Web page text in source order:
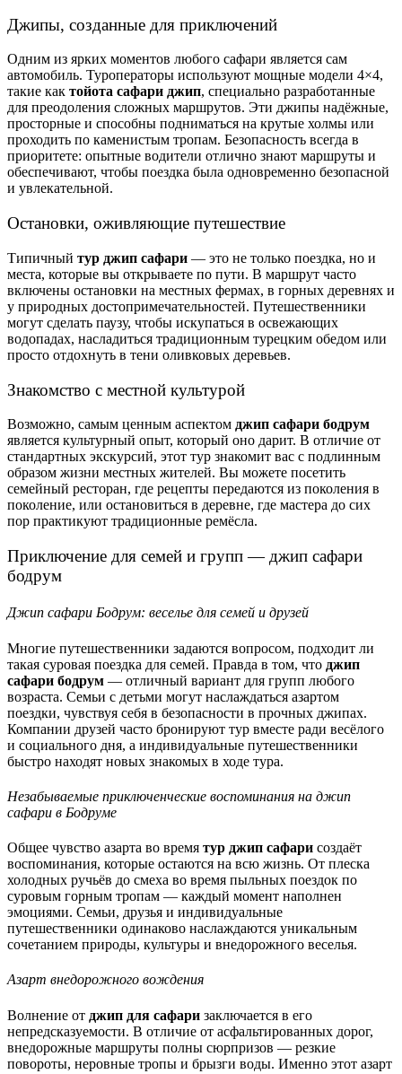
Джипы, созданные для приключений
Одним из ярких моментов любого сафари является сам
автомобиль. Туроператоры используют мощные модели 4×4,
такие как тойота сафари джип, специально разработанные
для преодоления сложных маршрутов. Эти джипы надёжные,
просторные и способны подниматься на крутые холмы или
проходить по каменистым тропам. Безопасность всегда в
приоритете: опытные водители отлично знают маршруты и
обеспечивают, чтобы поездка была одновременно безопасной
и увлекательной.
Остановки, оживляющие путешествие
Типичный тур джип сафари — это не только поездка, но и
места, которые вы открываете по пути. В маршрут часто
включены остановки на местных фермах, в горных деревнях и
у природных достопримечательностей. Путешественники
могут сделать паузу, чтобы искупаться в освежающих
водопадах, насладиться традиционным турецким обедом или
просто отдохнуть в тени оливковых деревьев.
Знакомство с местной культурой
Возможно, самым ценным аспектом джип сафари бодрум
является культурный опыт, который оно дарит. В отличие от
стандартных экскурсий, этот тур знакомит вас с подлинным
образом жизни местных жителей. Вы можете посетить
семейный ресторан, где рецепты передаются из поколения в
поколение, или остановиться в деревне, где мастера до сих
пор практикуют традиционные ремёсла.
Приключение для семей и групп — джип сафари
бодрум
Джип сафари Бодрум: веселье для семей и друзей
Многие путешественники задаются вопросом, подходит ли
такая суровая поездка для семей. Правда в том, что джип
сафари бодрум — отличный вариант для групп любого
возраста. Семьи с детьми могут наслаждаться азартом
поездки, чувствуя себя в безопасности в прочных джипах.
Компании друзей часто бронируют тур вместе ради весёлого
и социального дня, а индивидуальные путешественники
быстро находят новых знакомых в ходе тура.
Незабываемые приключенческие воспоминания на джип
сафари в Бодруме
Общее чувство азарта во время тур джип сафари создаёт
воспоминания, которые остаются на всю жизнь. От плеска
холодных ручьёв до смеха во время пыльных поездок по
суровым горным тропам — каждый момент наполнен
эмоциями. Семьи, друзья и индивидуальные
путешественники одинаково наслаждаются уникальным
сочетанием природы, культуры и внедорожного веселья.
Азарт внедорожного вождения
Волнение от джип для сафари заключается в его
непредсказуемости. В отличие от асфальтированных дорог,
внедорожные маршруты полны сюрпризов — резкие
повороты, неровные тропы и брызги воды. Именно этот азарт